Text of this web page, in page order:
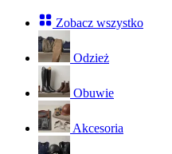
Zobacz wszystko
Odzież
Obuwie
Akcesoria